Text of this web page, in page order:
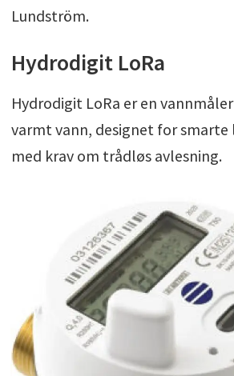
Lundström.
Hydrodigit LoRa
Hydrodigit LoRa er en
varmt vann, designet for
med krav om trådløs avlesning.